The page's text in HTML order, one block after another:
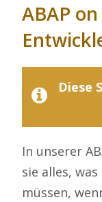
ABAP
Diese
In unserer
sie alles,
müssen,